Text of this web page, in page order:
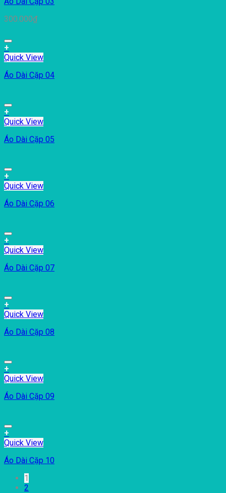
300.000₫
+
Quick View
Áo Dài Cặp 04
+
Quick View
Áo Dài Cặp 05
+
Quick View
Áo Dài Cặp 06
+
Quick View
Áo Dài Cặp 07
+
Quick View
Áo Dài Cặp 08
+
Quick View
Áo Dài Cặp 09
+
Quick View
Áo Dài Cặp 10
1
2